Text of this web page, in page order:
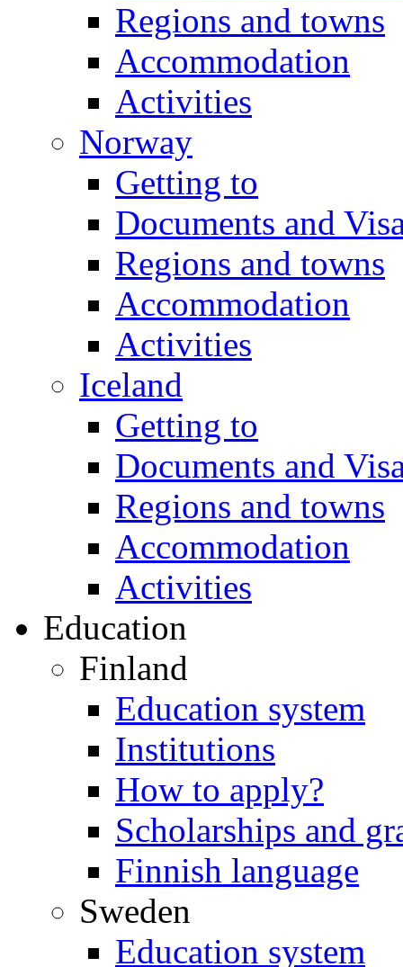
Regions and towns
Accommodation
Activities
Norway
Getting to
Documents and
Regions and towns
Accommodation
Activities
Iceland
Getting to
Documents and
Regions and towns
Accommodation
Activities
Education
Finland
Education system
Institutions
How to apply?
Scholarships and
Finnish language
Sweden
Education system